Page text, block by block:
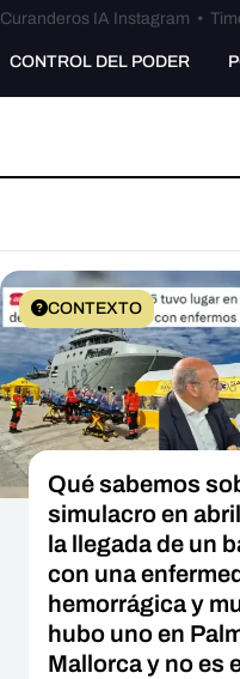
Curanderos IA Instagram •
CONTROL DEL PODER
CONTEXTO
Qué sabemos
simulacro en
la llegada de un
con una
hemorrágica y
hubo uno en
Mallorca y no es